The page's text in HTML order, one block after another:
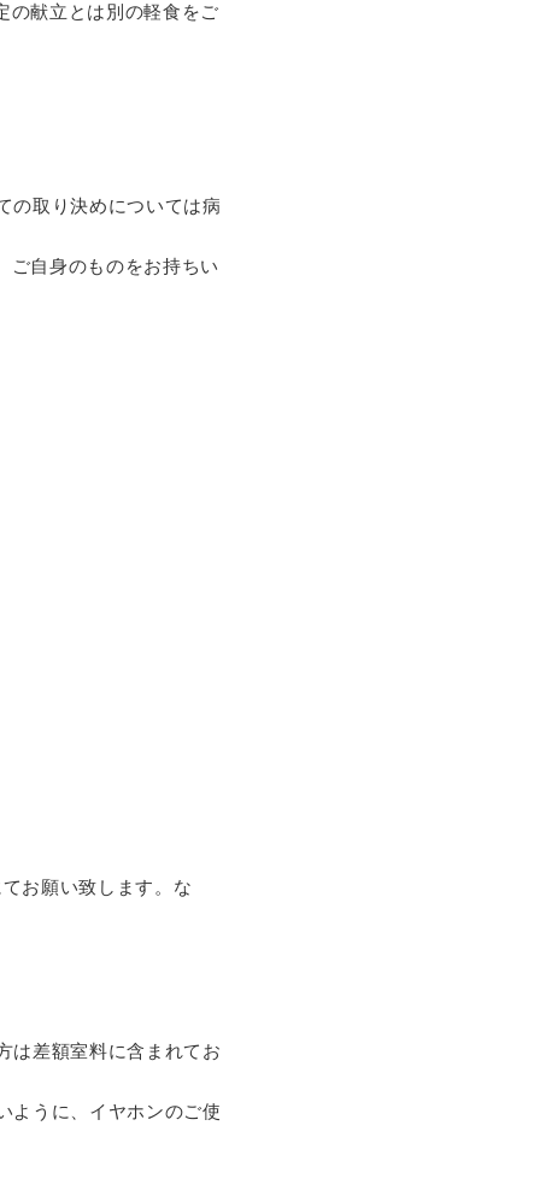
の献立とは別の軽食をご
の取り決めについては病
ご自身のものをお持ちい
お願い致します。な
は差額室料に含まれてお
ように、イヤホンのご使